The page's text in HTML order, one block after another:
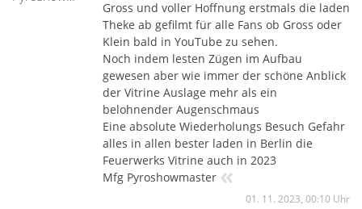
Gross und voller Hoffnung erstmals die laden
Theke ab gefilmt für alle Fans ob Gross oder
Klein bald in YouTube zu sehen.
Noch indem lesten Zügen im Aufbau
gewesen aber wie immer der schöne Anblick
der Vitrine Auslage mehr als ein
belohnender Augenschmaus
Eine absolute Wiederholungs Besuch Gefahr
alles in allen bester laden in Berlin die
Feuerwerks Vitrine auch in 2023
Mfg Pyroshowmaster «
01. 11. 2023, 00:10 Uhr